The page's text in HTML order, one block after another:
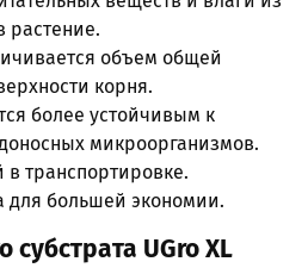
растение.
объем общей
корня.
более устойчивым к
микроорганизмов.
транспортировке.
для большей экономии.
субстрата UGro XL